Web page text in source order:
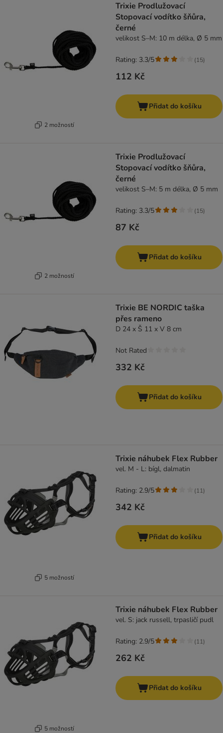
2 možností
Trixie Prodlužovací
Stopovací vodítko šňůra,
černé
velikost S–M: 10 m délka, Ø 5 mm
112 Kč
Rating: 3.3/5 (15)
Přidat do košíku
2 možností
Trixie Prodlužovací
Stopovací vodítko šňůra,
černé
velikost S–M: 5 m délka, Ø 5 mm
87 Kč
Rating: 3.3/5 (15)
Přidat do košíku
Trixie BE NORDIC taška
přes rameno
D 24 x Š 11 x V 8 cm
332 Kč
Not Rated
Přidat do košíku
5 možností
Trixie náhubek Flex Rubber
vel. M - L: bígl, dalmatin
342 Kč
Rating: 2.9/5 (11)
Přidat do košíku
5 možností
Trixie náhubek Flex Rubber
vel. S: jack russell, trpasličí pudl
262 Kč
Rating: 2.9/5 (11)
Přidat do košíku